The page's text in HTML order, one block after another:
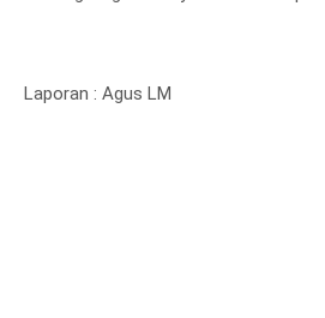
Laporan : Agus LM